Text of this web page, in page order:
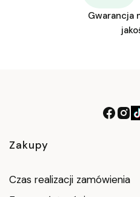
Gwarancja
Linki w stopce
Zakupy
Czas realizacji zamówienia